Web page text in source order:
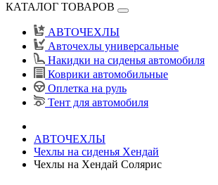
КАТАЛОГ ТОВАРОВ
АВТОЧЕХЛЫ
Авточехлы универсальные
Накидки на сиденья автомобиля
Коврики автомобильные
Оплетка на руль
Тент для автомобиля
АВТОЧЕХЛЫ
Чехлы на сиденья Хендай
Чехлы на Хендай Солярис